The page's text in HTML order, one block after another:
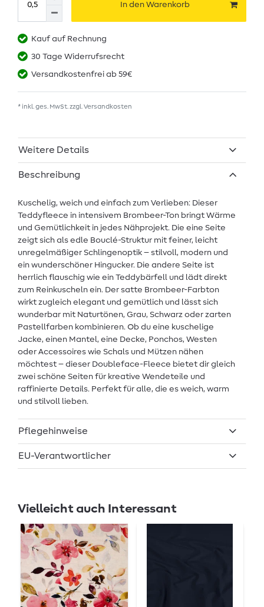
In den Warenkorb
Kauf auf Rechnung
30 Tage Widerrufsrecht
Versandkostenfrei ab 59€
* inkl. ges. MwSt. zzgl. Versandkosten
Weitere Details
Beschreibung
Kuschelig, weich und einfach zum Verlieben: Dieser
Teddyfleece in intensivem Brombeer-Ton bringt Wärme
und Gemütlichkeit in jedes Nähprojekt. Die eine Seite
zeigt sich als edle Bouclé-Struktur mit feiner, leicht
unregelmäßiger Schlingenoptik – stilvoll, modern und
ein wunderschöner Hingucker. Die andere Seite ist
herrlich flauschig wie ein Teddybärfell und lädt direkt
zum Reinkuscheln ein. Der satte Brombeer-Farbton
wirkt zugleich elegant und gemütlich und lässt sich
wunderbar mit Naturtönen, Grau, Schwarz oder zarten
Pastellfarben kombinieren. Ob du eine kuschelige
Jacke, einen Mantel, eine Decke, Ponchos, Westen
oder Accessoires wie Schals und Mützen nähen
möchtest – dieser Doubleface-Fleece bietet dir gleich
zwei schöne Seiten für kreative Wendeteile und
raffinierte Details. Perfekt für alle, die es weich, warm
und stilvoll lieben.
Pflegehinweise
EU-Verantwortlicher
Vielleicht auch Interessant